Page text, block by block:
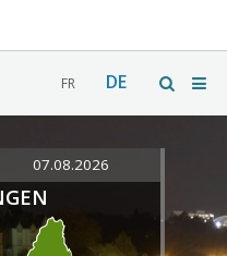
FR DE
07.08.2026